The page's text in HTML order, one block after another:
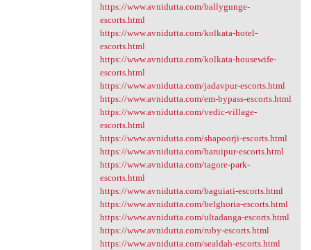
https://www.avnidutta.com/ballygunge-
escorts.html
https://www.avnidutta.com/kolkata-hotel-
escorts.html
https://www.avnidutta.com/kolkata-housewife-
escorts.html
https://www.avnidutta.com/jadavpur-escorts.html
https://www.avnidutta.com/em-bypass-escorts.html
https://www.avnidutta.com/vedic-village-
escorts.html
https://www.avnidutta.com/shapoorji-escorts.html
https://www.avnidutta.com/baruipur-escorts.html
https://www.avnidutta.com/tagore-park-
escorts.html
https://www.avnidutta.com/baguiati-escorts.html
https://www.avnidutta.com/belghoria-escorts.html
https://www.avnidutta.com/ultadanga-escorts.html
https://www.avnidutta.com/ruby-escorts.html
https://www.avnidutta.com/sealdah-escorts.html